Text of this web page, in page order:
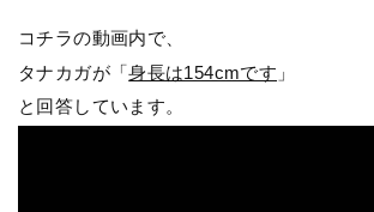
コチラの動画内で、
タナカガが「身長は154cmです 」
と回答しています。